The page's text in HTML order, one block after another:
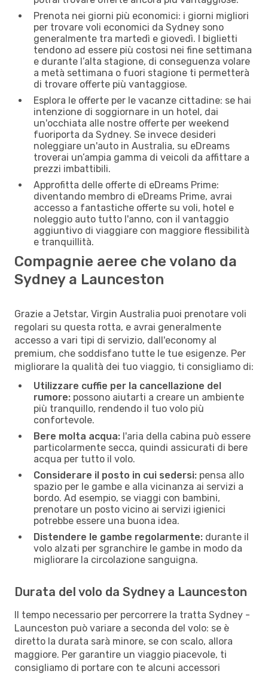
Prenota nei giorni più economici: i giorni migliori
per trovare voli economici da Sydney sono
generalmente tra martedì e giovedì. I biglietti
tendono ad essere più costosi nei fine settimana
e durante l’alta stagione, di conseguenza volare
a metà settimana o fuori stagione ti permetterà
di trovare offerte più vantaggiose.
Esplora le offerte per le vacanze cittadine: se hai
intenzione di soggiornare in un hotel, dai
un'occhiata alle nostre offerte per weekend
fuoriporta da Sydney. Se invece desideri
noleggiare un'auto in Australia, su eDreams
troverai un’ampia gamma di veicoli da affittare a
prezzi imbattibili.
Approfitta delle offerte di eDreams Prime:
diventando membro di eDreams Prime, avrai
accesso a fantastiche offerte su voli, hotel e
noleggio auto tutto l'anno, con il vantaggio
aggiuntivo di viaggiare con maggiore flessibilità
e tranquillità.
Compagnie aeree che volano da
Sydney a Launceston
Grazie a Jetstar, Virgin Australia puoi prenotare voli
regolari su questa rotta, e avrai generalmente
accesso a vari tipi di servizio, dall'economy al
premium, che soddisfano tutte le tue esigenze. Per
migliorare la qualità dei tuo viaggio, ti consigliamo di:
Utilizzare cuffie per la cancellazione del
rumore: possono aiutarti a creare un ambiente
più tranquillo, rendendo il tuo volo più
confortevole.
Bere molta acqua: l'aria della cabina può essere
particolarmente secca, quindi assicurati di bere
acqua per tutto il volo.
Considerare il posto in cui sedersi: pensa allo
spazio per le gambe e alla vicinanza ai servizi a
bordo. Ad esempio, se viaggi con bambini,
prenotare un posto vicino ai servizi igienici
potrebbe essere una buona idea.
Distendere le gambe regolarmente: durante il
volo alzati per sgranchire le gambe in modo da
migliorare la circolazione sanguigna.
Durata del volo da Sydney a Launceston
Il tempo necessario per percorrere la tratta Sydney -
Launceston può variare a seconda del volo: se è
diretto la durata sarà minore, se con scalo, allora
maggiore. Per garantire un viaggio piacevole, ti
consigliamo di portare con te alcuni accessori